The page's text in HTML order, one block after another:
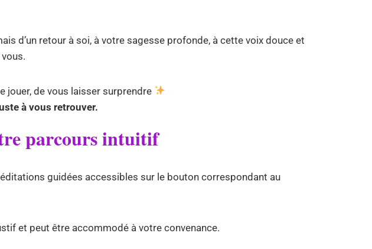
d’un retour à soi, à votre sagesse profonde, à cette voix douce et
jouer, de vous laisser surprendre
à vous retrouver.
parcours intuitif
guidées accessibles sur le bouton correspondant au
et peut être accommodé à votre convenance.